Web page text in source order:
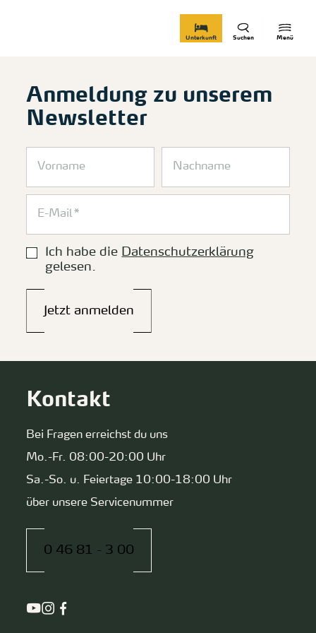
Menü
Suchen
Unterkunft
Anmeldung zu unserem
Newsletter
Ich habe die Datenschutzerklärung
gelesen.
Jetzt anmelden
Kontakt
Bei Fragen erreichst du uns
Mo.-Fr. 08:00-20:00 Uhr
Sa.-So. u. Feiertage 10:00-18:00 Uhr
über unsere Servicenummer
0 46 81 - 3 00